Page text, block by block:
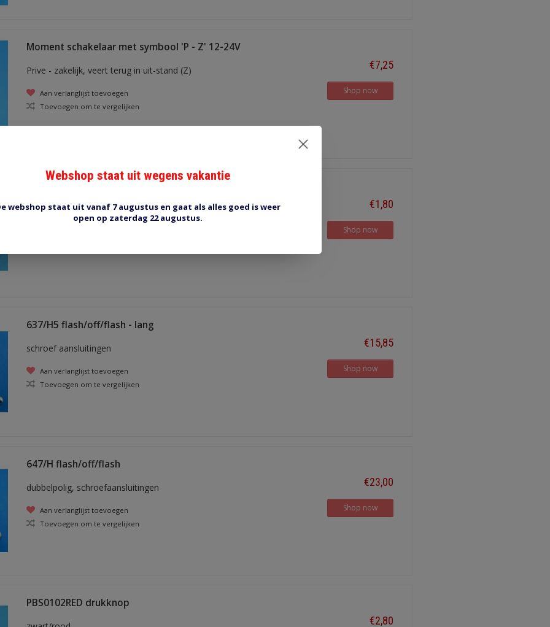
Moment schakelaar met symbool 'P - Z' 12-24V
Prive - zakelijk, veert terug in uit-stand (Z)
Aan verlanglijst toevoegen
Toevoegen om te vergelijken
€7,25
Shop now
E97N flash/off
Aan verlanglijst toevoegen
€1,80
Shop now
637/H5 flash/off/flash - lang
schroef aansluitingen
Aan verlanglijst toevoegen
Toevoegen om te vergelijken
€15,85
Shop now
647/H flash/off/flash
dubbelpolig, schroefaansluitingen
Aan verlanglijst toevoegen
Toevoegen om te vergelijken
€23,00
Shop now
PBS0102RED drukknop
€2,80
Webshop staat uit wegens vakantie
webshop staat uit vanaf 7 augustus en gaat als alles goed is weer
open op zaterdag 22 augustus.